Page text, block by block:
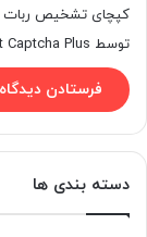
کپچای تشخیص ربات
توسط BestWebSoft Captcha Plus محافظت می شود
دسته بندی ها